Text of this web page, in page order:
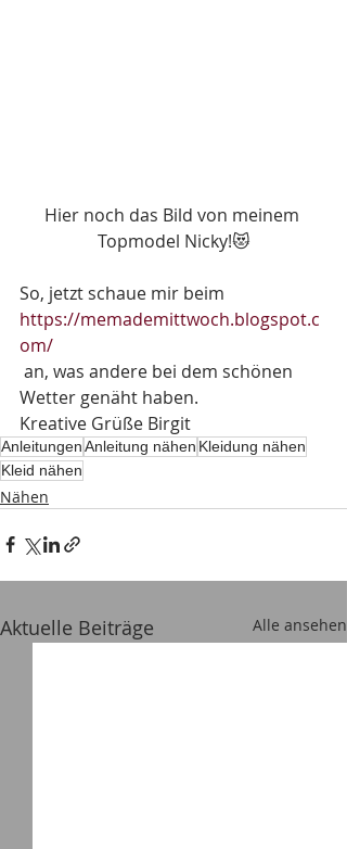
Hier noch das Bild von meinem
Topmodel Nicky!😻
So, jetzt schaue mir beim
https://memademittwoch.blogspot.c
om/
Wetter genäht haben.
Kreative Grüße Birgit
AnleitungenAnleitung nähen Kleidung nähen
Kleid nähen
Nähen
Aktuelle Beiträge Alle ansehen